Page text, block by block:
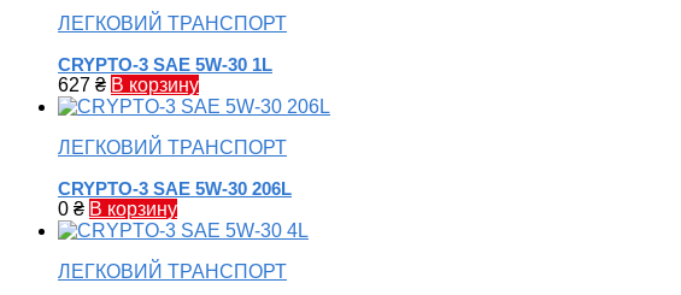
ЛЕГКОВИЙ ТРАНСПОРТ
CRYPTO-3 SAE 5W-30 1L
627 ₴ В корзину
ЛЕГКОВИЙ ТРАНСПОРТ
CRYPTO-3 SAE 5W-30 206L
0 ₴ В корзину
ЛЕГКОВИЙ ТРАНСПОРТ